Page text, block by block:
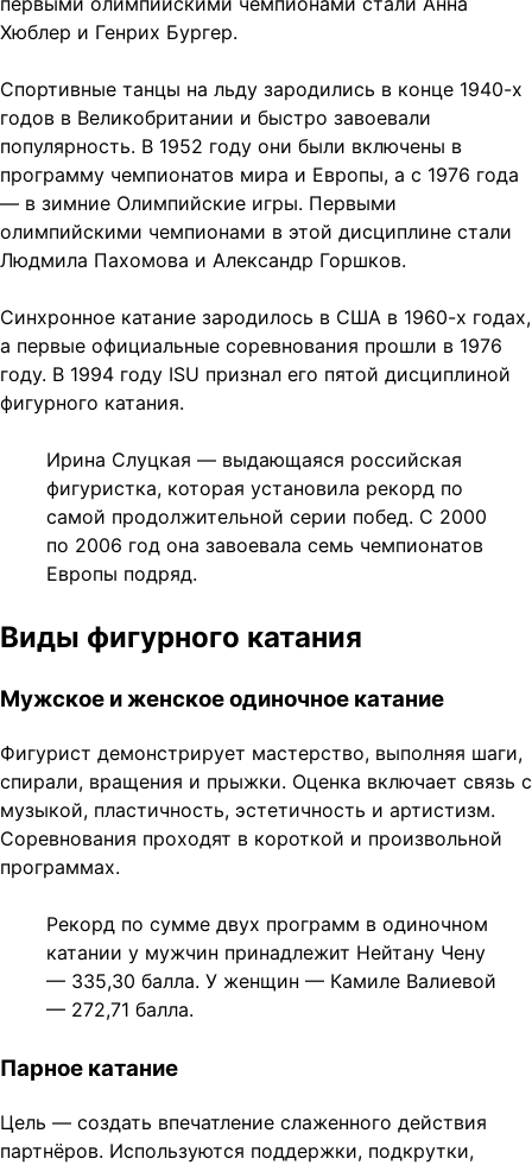
Хюблер и Генрих Бургер.
Спортивные танцы на льду зародились в конце 1940-х
годов в Великобритании и быстро завоевали
популярность. В 1952 году они были включены в
программу чемпионатов мира и Европы, а с 1976 года
— в зимние Олимпийские игры. Первыми
олимпийскими чемпионами в этой дисциплине стали
Людмила Пахомова и Александр Горшков.
Синхронное катание зародилось в США в 1960-х годах,
а первые официальные соревнования прошли в 1976
году. В 1994 году ISU признал его пятой дисциплиной
фигурного катания.
Ирина Слуцкая — выдающаяся российская
фигуристка, которая установила рекорд по
самой продолжительной серии побед. С 2000
по 2006 год она завоевала семь чемпионатов
Европы подряд.
Виды фигурного катания
Мужское и женское одиночное катание
Фигурист демонстрирует мастерство, выполняя шаги,
спирали, вращения и прыжки. Оценка включает связь с
музыкой, пластичность, эстетичность и артистизм.
Соревнования проходят в короткой и произвольной
программах.
Рекорд по сумме двух программ в одиночном
катании у мужчин принадлежит Нейтану Чену
— 335,30 балла. У женщин — Камиле Валиевой
— 272,71 балла.
Парное катание
Цель — создать впечатление слаженного действия
партнёров. Используются поддержки, подкрутки,